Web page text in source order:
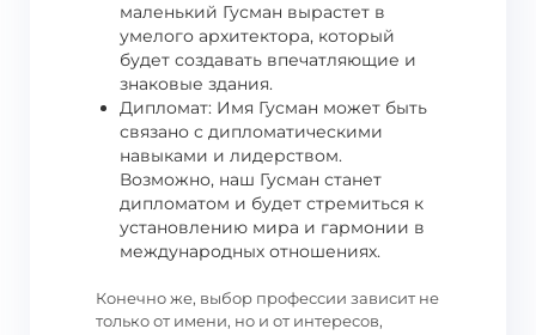
маленький Гусман вырастет в
умелого архитектора, который
будет создавать впечатляющие и
знаковые здания.
Дипломат: Имя Гусман может быть
связано с дипломатическими
навыками и лидерством.
Возможно, наш Гусман станет
дипломатом и будет стремиться к
установлению мира и гармонии в
международных отношениях.
Конечно же, выбор профессии зависит не
только от имени, но и от интересов,